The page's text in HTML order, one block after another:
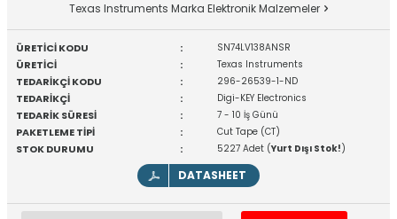
Texas Instruments Marka Elektronik Malzemeler
ÜRETİCİ KODU : SN74LV138ANSR
ÜRETİCİ : Texas Instruments
TEDARİKÇİ KODU : 296-26539-1-ND
TEDARİKÇİ : Digi-KEY Electronics
TEDARİK SÜRESİ : 7 - 10 İş Günü
PAKETLEME TİPİ : Cut Tape (CT)
STOK DURUMU : 5227 Adet (Yurt Dışı Stok!)
DATASHEET